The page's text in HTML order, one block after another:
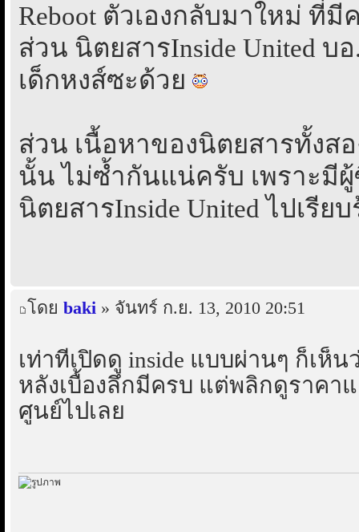
Reboot ตัวเองกลับมาใหม่ ที่
ส่วน นิตยสารInside United บ
เด็กหงส์ซะด้วย
ส่วน เนื้อหาของนิตยสารทั้งส
นั้น ไม่ซ้ำกันแน่ครับ เพราะมี
นิตยสารInside United ไปเรีย
โดย baki » จันทร์ ก.ย. 13, 2010 20:51
เท่าที่เปิดดู inside แบบผ่านๆ ก็เห็
หลังเบื้องลึกมีครบ แต่พลิกดูราคา
ศูนย์ไปเลย